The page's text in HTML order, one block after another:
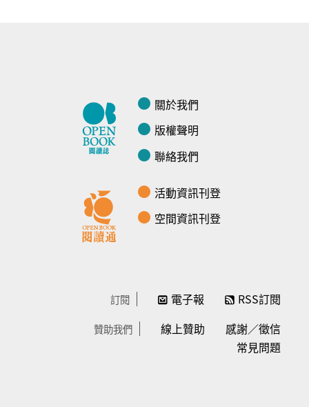
關於我們
版權聲明
聯絡我們
活動資訊刊登
空間資訊刊登
訂閱 電子報 RSS訂閱
贊助我們 線上贊助
感謝／徵信
常見問題